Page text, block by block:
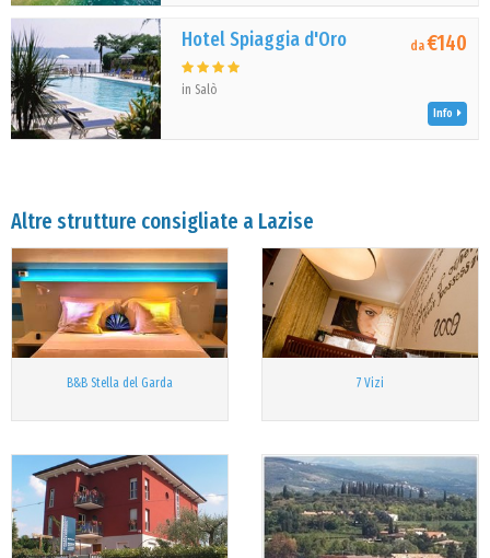
Hotel Spiaggia d'Oro
in Salò
da€140
Info
Altre strutture consigliate a Lazise
B&B Stella del Garda 7 Vizi